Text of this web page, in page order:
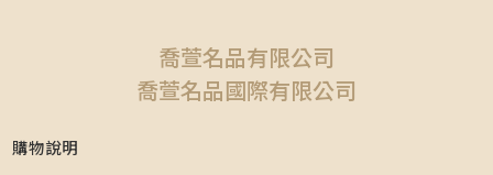
喬萱名品有限公司
喬萱名品國際有限公司
購物說明